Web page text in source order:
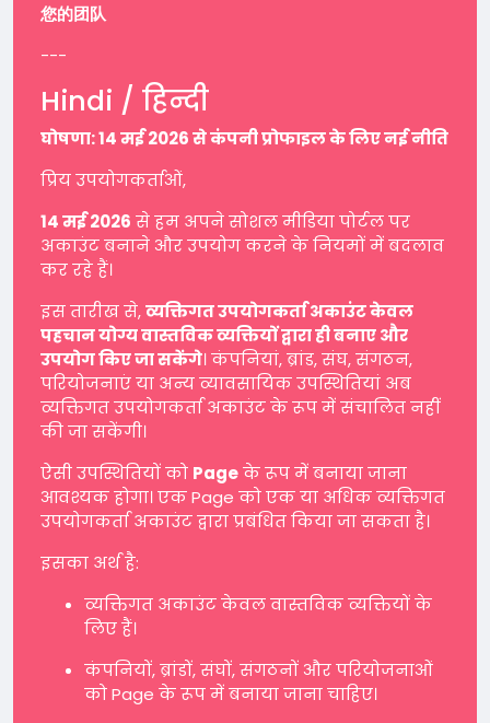
您的团队
---
Hindi / हिन्दी
घोषणा: 14 मई 2026 से कंपनी प्रोफाइल के लिए नई नीति
प्रिय उपयोगकर्ताओं,
14 मई 2026 से हम अपने सोशल मीडिया पोर्टल पर
अकाउंट बनाने और उपयोग करने के नियमों में बदलाव
कर रहे हैं।
इस तारीख से,व्यक्तिगत उपयोगकर्ता अकाउंट केवल
पहचान योग्य वास्तविक व्यक्तियों द्वारा ही बनाए और
उपयोग किए जा सकेंगे। कंपनियां, ब्रांड, संघ, संगठन,
परियोजनाएं या अन्य व्यावसायिक उपस्थितियां अब
व्यक्तिगत उपयोगकर्ता अकाउंट के रूप में संचालित नहीं
की जा सकेंगी।
ऐसी उपस्थितियों को Pageके रूप में बनाया जाना
आवश्यक होगा। एक Page को एक या अधिक व्यक्तिगत
उपयोगकर्ता अकाउंट द्वारा प्रबंधित किया जा सकता है।
इसका अर्थ है:
व्यक्तिगत अकाउंट केवल वास्तविक व्यक्तियों के
लिए हैं।
कंपनियों, ब्रांडों, संघों, संगठनों और परियोजनाओं
को Page के रूप में बनाया जाना चाहिए।